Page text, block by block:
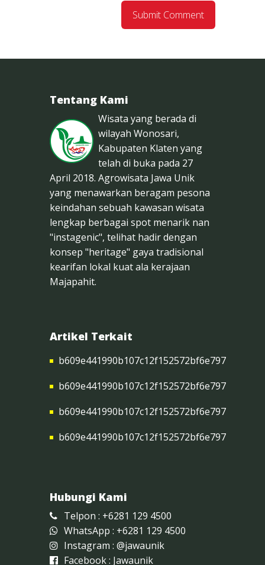
Tentang Kami
Wisata yang berada di
wilayah Wonosari,
Kabupaten Klaten yang
telah di buka pada 27
April 2018. Agrowisata Jawa Unik
yang menawarkan beragam pesona
keindahan sebuah kawasan wisata
lengkap berbagai spot menarik nan
"instagenic", telihat hadir dengan
konsep "heritage" gaya tradisional
kearifan lokal kuat ala kerajaan
Majapahit.
Artikel Terkait
b609e441990b107c12f152572bf6e797
b609e441990b107c12f152572bf6e797
b609e441990b107c12f152572bf6e797
b609e441990b107c12f152572bf6e797
Hubungi Kami
Telpon : +6281 129 4500
WhatsApp : +6281 129 4500
Instagram : @jawaunik
Facebook : Jawaunik